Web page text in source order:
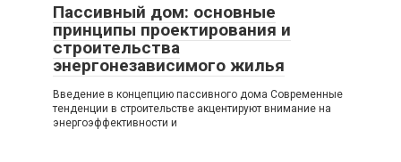
Пассивный дом: основные
принципы проектирования и
строительства
энергонезависимого жилья
Введение в концепцию пассивного дома Современные
тенденции в строительстве акцентируют внимание на
энергоэффективности и